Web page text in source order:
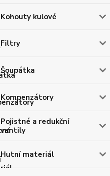
Kohouty kulové
Filtry
Šoupátka
Kompenzátory
Pojistné a redukční
ventily
Hutní materiál